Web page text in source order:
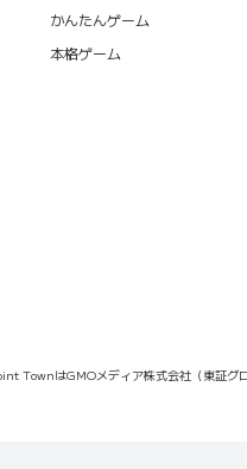
かんたんゲーム
本格ゲーム
TownはGMOメディア株式会社（東証グ